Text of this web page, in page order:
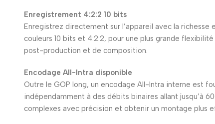
Enregistrement 4:2:2 10 bits
Enregistrez directement sur l’appareil avec la richesse
couleurs 10 bits et 4:2:2, pour une plus grande
post-production et de composition.
Encodage All-Intra disponible
Outre le GOP long, un encodage All-Intra interne est
indépendamment à des débits binaires allant jusqu’à
complexes avec précision et obtenir un montage plus